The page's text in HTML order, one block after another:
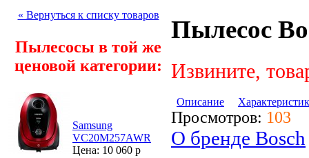
« Вернуться к списку товаров
Пылесосы в той же
ценовой категории:
Samsung
VC20M257AWR
Цена: 10 060 р
Пылесос
Извините,
Описание
Просмотров: 103
О бренде Bosch